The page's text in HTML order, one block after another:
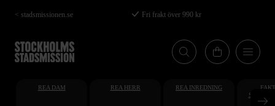
Hoppa
till
huvudinnehåll
< stadsmissionen.se Fri frakt över 990 kr
REA DAM REA HERR REA INREDNING